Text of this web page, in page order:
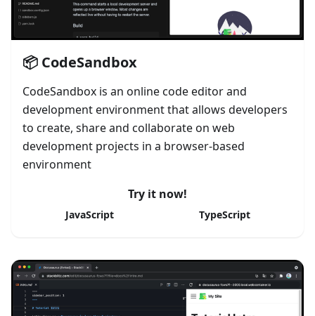
📦 CodeSandbox
CodeSandbox is an online code editor and
development environment that allows developers
to create, share and collaborate on web
development projects in a browser-based
environment
Try it now!
JavaScript TypeScript